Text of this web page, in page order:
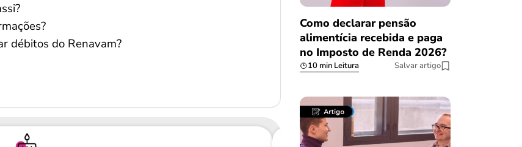
débitos do Renavam?
Como declarar pensão
alimentícia recebida e paga
no Imposto de Renda 2026?
10 min Leitura Salvar artigo